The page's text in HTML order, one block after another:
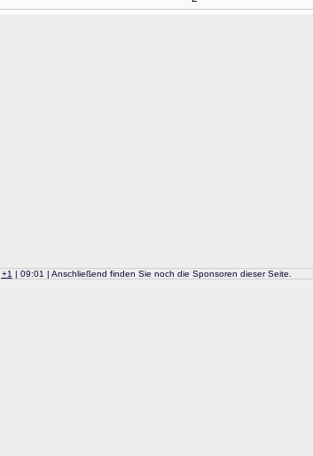
+1 | 09:01 | Anschließend finden Sie noch die Sponsoren dieser Seite.